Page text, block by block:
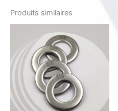
Produits similaires